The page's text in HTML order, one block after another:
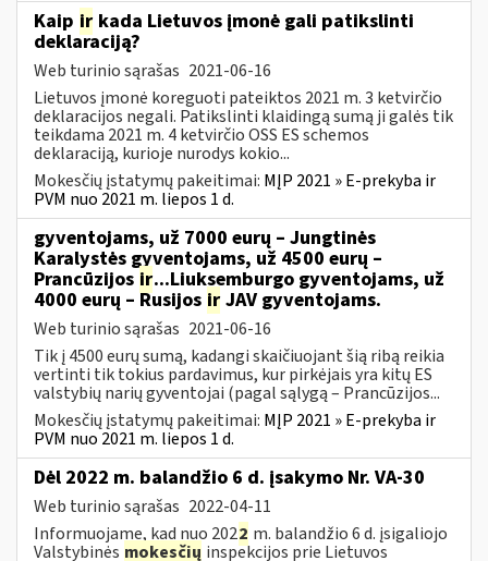
Kaip ir kada Lietuvos įmonė gali patikslinti
deklaraciją?
Web turinio sąrašas 2021-06-16
Lietuvos įmonė koreguoti pateiktos 2021 m. 3 ketvirčio
deklaracijos negali. Patikslinti klaidingą sumą ji galės tik
teikdama 2021 m. 4 ketvirčio OSS ES schemos
deklaraciją, kurioje nurodys kokio...
Mokesčių įstatymų pakeitimai: MĮP 2021 » E-prekyba ir
PVM nuo 2021 m. liepos 1 d.
gyventojams, už 7000 eurų – Jungtinės
Karalystės gyventojams, už 4500 eurų –
Prancūzijos ir...Liuksemburgo gyventojams, už
4000 eurų – Rusijos ir JAV gyventojams.
Web turinio sąrašas 2021-06-16
Tik į 4500 eurų sumą, kadangi skaičiuojant šią ribą reikia
vertinti tik tokius pardavimus, kur pirkėjais yra kitų ES
valstybių narių gyventojai (pagal sąlygą – Prancūzijos...
Mokesčių įstatymų pakeitimai: MĮP 2021 » E-prekyba ir
PVM nuo 2021 m. liepos 1 d.
Dėl 2022 m. balandžio 6 d. įsakymo Nr. VA-30
Web turinio sąrašas 2022-04-11
Informuojame, kad nuo 2022 m. balandžio 6 d. įsigaliojo
Valstybinės mokesčių inspekcijos prie Lietuvos